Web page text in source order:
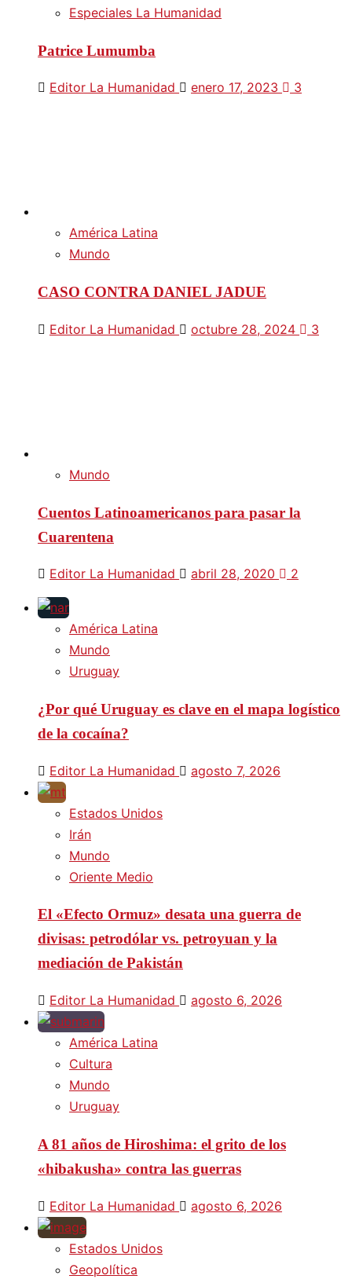
Especiales La Humanidad
Patrice Lumumba
Editor La Humanidad enero 17, 2023 3
América Latina
Mundo
CASO CONTRA DANIEL JADUE
Editor La Humanidad octubre 28, 2024 3
Mundo
Cuentos Latinoamericanos para pasar la
Cuarentena
Editor La Humanidad abril 28, 2020 2
América Latina
Mundo
Uruguay
¿Por qué Uruguay es clave en el mapa logístico
de la cocaína?
Editor La Humanidad agosto 7, 2026
Estados Unidos
Irán
Mundo
Oriente Medio
El «Efecto Ormuz» desata una guerra de
divisas: petrodólar vs. petroyuan y la
mediación de Pakistán
Editor La Humanidad agosto 6, 2026
América Latina
Cultura
Mundo
Uruguay
A 81 años de Hiroshima: el grito de los
«hibakusha» contra las guerras
Editor La Humanidad agosto 6, 2026
Estados Unidos
Geopolítica